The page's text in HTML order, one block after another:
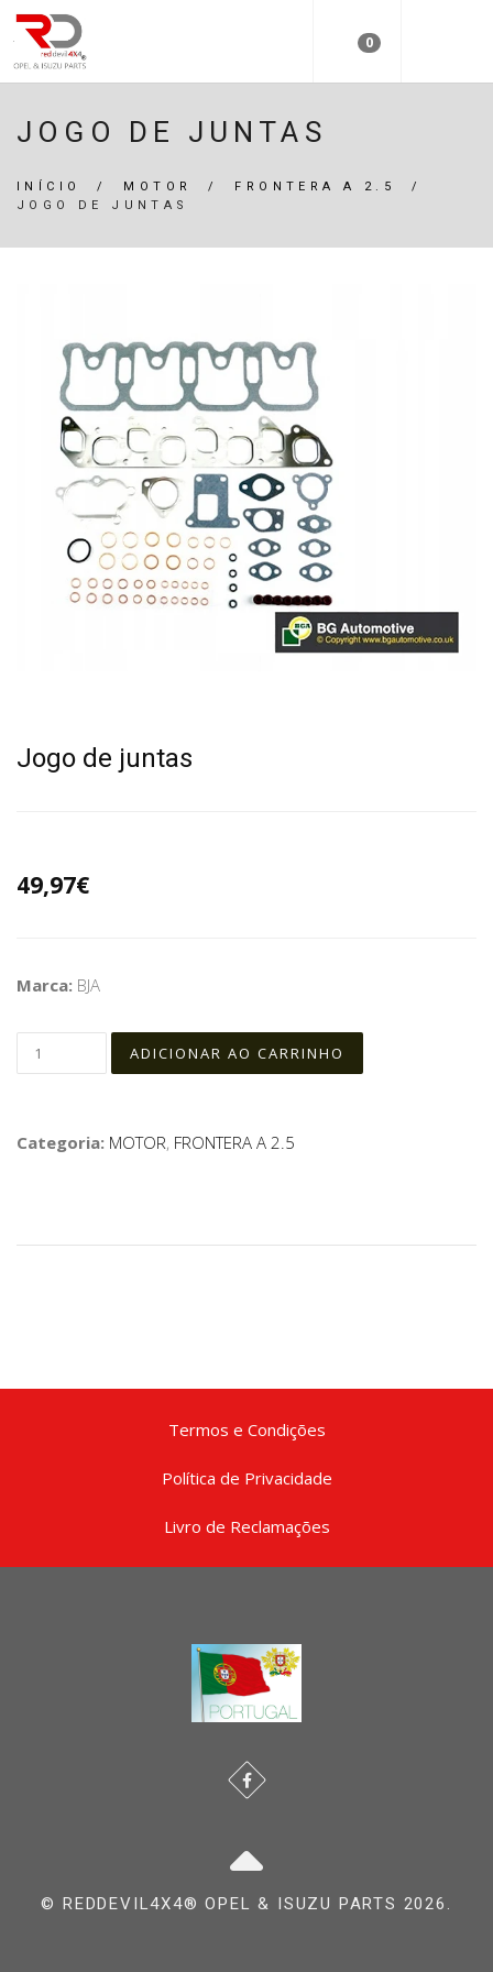
0
JOGO DE JUNTAS
INÍCIO / MOTOR / FRONTERA A 2.5
/
JOGO DE JUNTAS
Jogo de juntas
49,97€
Marca: BJA
Categoria: MOTOR, FRONTERA A 2.5
Termos e Condições
Política de Privacidade
Livro de Reclamações
© REDDEVIL4X4® OPEL & ISUZU PARTS 2026.